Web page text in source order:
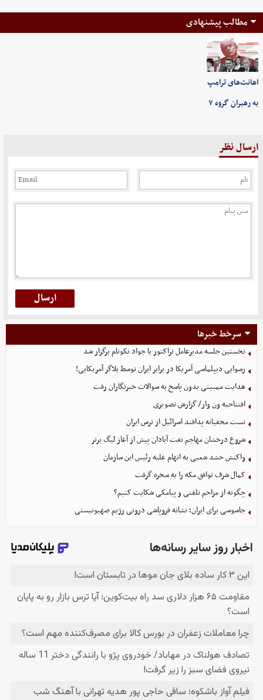
مطالب پیشنهادی
اهانت‌های ترامپ
به رهبران گروه ۷
ارسال نظر
سرخط خبرها
نخستین جلسه مدیرعامل تراکتور با جواد نکونام برگزار شد
رسوایی دیپلماسی آمریکا در برابر ایران توسط بلاگر آمریکایی!
هدایت ممبینی بدون پاسخ به سوالات خبرنگاران رفت
افتتاحیه ون وار/ گزارش تصویری
تست مخفیانه پدافند اسرائیل از ترس ایران
شروع درخشان مهاجم نفت آبادان پیش از آغاز لیگ برتر
واکنش حشد شعبی به اتهام‌ علیه رئیس این سازمان
کمال شرف توافق مکه را به سخره گرفت
چگونه از مزاحم تلفنی و پیامکی شکایت کنیم؟
جاسوسی برای ایران؛ نشانه فروپاشی درونی رژیم صهیونیستی